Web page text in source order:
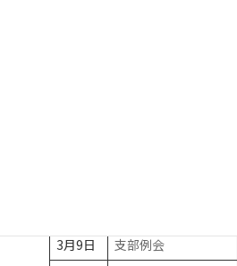
3月9日
支部例会